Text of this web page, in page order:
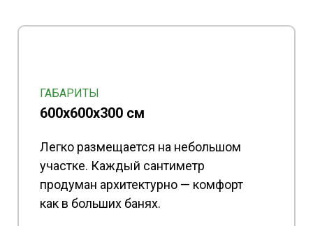
Легко размещается на небольшом
участке. Каждый сантиметр
продуман архитектурно — комфорт
как в больших банях.
600х600x300 см
ГАБАРИТЫ